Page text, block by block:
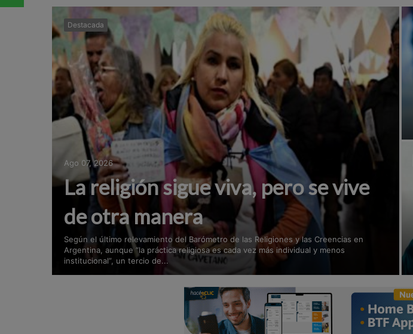
Destacada
Ago 07, 2026
La religión sigue viva, pero se vive
de otra manera
Según el último relevamiento del Barómetro de las Religiones y las Creencias en
Argentina, aunque “la práctica religiosa es cada vez más individual y menos
institucional”, un tercio de...